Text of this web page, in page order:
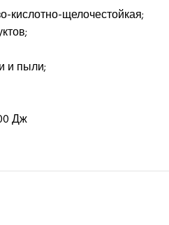
кислотно-щелочестойкая;
и пыли;
Дж